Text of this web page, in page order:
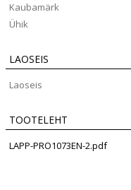
Kaubamärk
Ühik
LAOSEIS
Laoseis
TOOTELEHT
LAPP-PRO1073EN-2.pdf